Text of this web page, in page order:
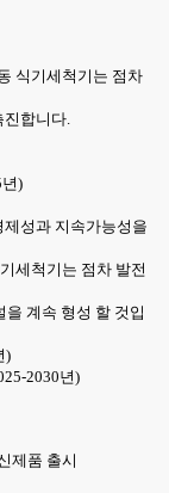
식기세척기는 점차
합니다.
)
성과 지속가능성을
세척기는 점차 발전
을 계속 형성 할 것입
)
2030년)
제품 출시